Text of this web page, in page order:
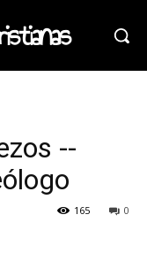
--
0
165